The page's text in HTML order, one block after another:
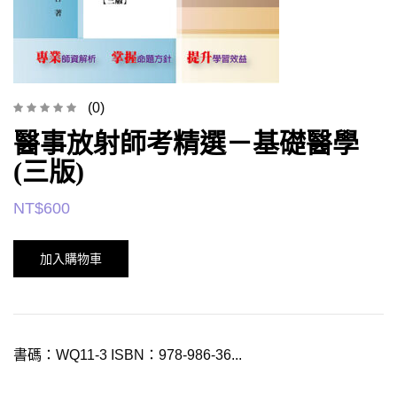
(0)
醫事放射師考精選－基礎醫學
(三版)
NT$600
加入購物車
書碼：WQ11-3 ISBN：978-986-36...